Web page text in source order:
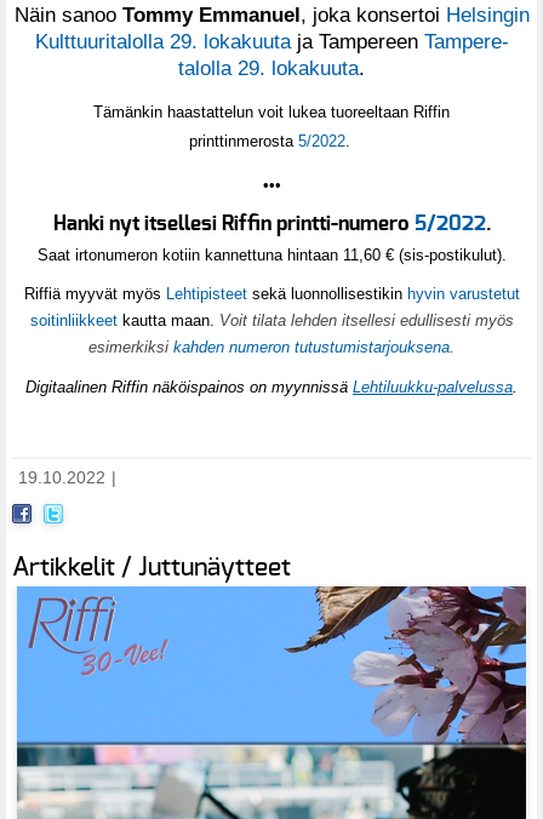
Näin sanoo Tommy Emmanuel, joka konsertoi Helsingin
Kulttuuritalolla 29. lokakuutaja Tampereen Tampere-
talolla 29. lokakuuta.
Tämänkin haastattelun voit lukea tuoreeltaan Riffin
printtinmerosta 5/2022.
•••
Hanki nyt itsellesi Riffin printti-numero 5/2022.
Saat irtonumeron kotiin kannettuna hintaan 11,60 € (sis-postikulut).
Riffiä myyvät myös Lehtipisteetsekä luonnollisestikin hyvin varustetut
soitinliikkeetkautta maan. Voit tilata lehden itsellesi edullisesti myös
esimerkiksi kahden numeron tutustumistarjouksena.
Digitaalinen Riffin näköispainos on myynnissä Lehtiluukku-palvelussa
19.10.2022
Artikkelit / Juttunäytteet